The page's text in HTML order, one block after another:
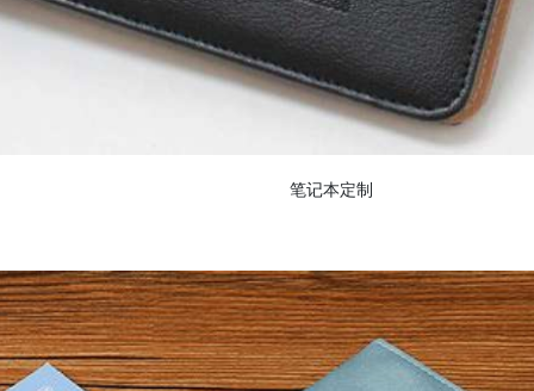
笔记本定制